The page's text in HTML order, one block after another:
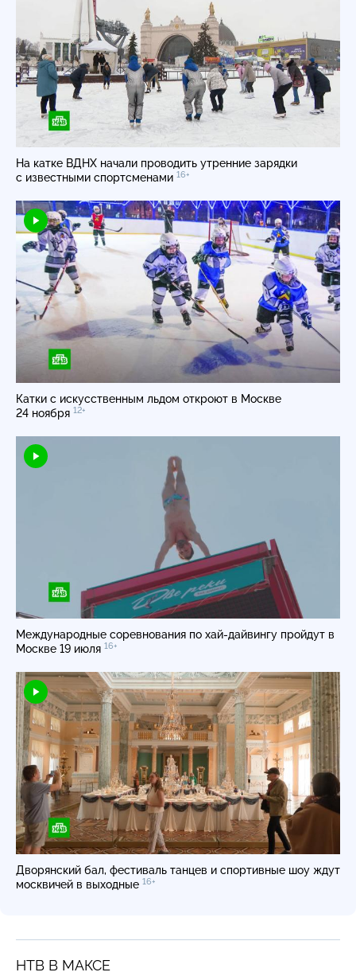
На катке ВДНХ начали проводить утренние зарядки
с известными спортсменами 16+
Катки с искусственным льдом откроют в Москве
24 ноября 12+
Международные соревнования по хай-дайвингу пройдут в
Москве 19 июля 16+
Дворянский бал, фестиваль танцев и спортивные шоу ждут
москвичей в выходные 16+
НТВ В МАКСЕ